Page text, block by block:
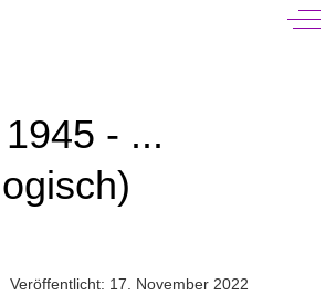
Off-
- ...
Veröffentlicht: 17. November 2022